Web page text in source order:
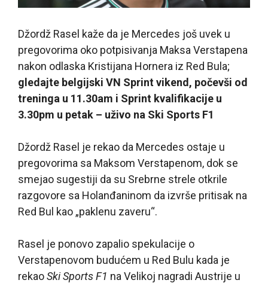
Džordž Rasel kaže da je Mercedes još uvek u
pregovorima oko potpisivanja Maksa Verstapena
nakon odlaska Kristijana Hornera iz Red Bula;
gledajte belgijski VN Sprint vikend, počevši od
treninga u 11.30am i Sprint kvalifikacije u
3.30pm u petak – uživo na Ski Sports F1
Džordž Rasel je rekao da Mercedes ostaje u
pregovorima sa Maksom Verstapenom, dok se
smejao sugestiji da su Srebrne strele otkrile
razgovore sa Holanđaninom da izvrše pritisak na
Red Bul kao „paklenu zaveru“.
Rasel je ponovo zapalio spekulacije o
Verstapenovom budućem u Red Bulu kada je
rekaoSki Sports F1 na Velikoj nagradi Austrije u